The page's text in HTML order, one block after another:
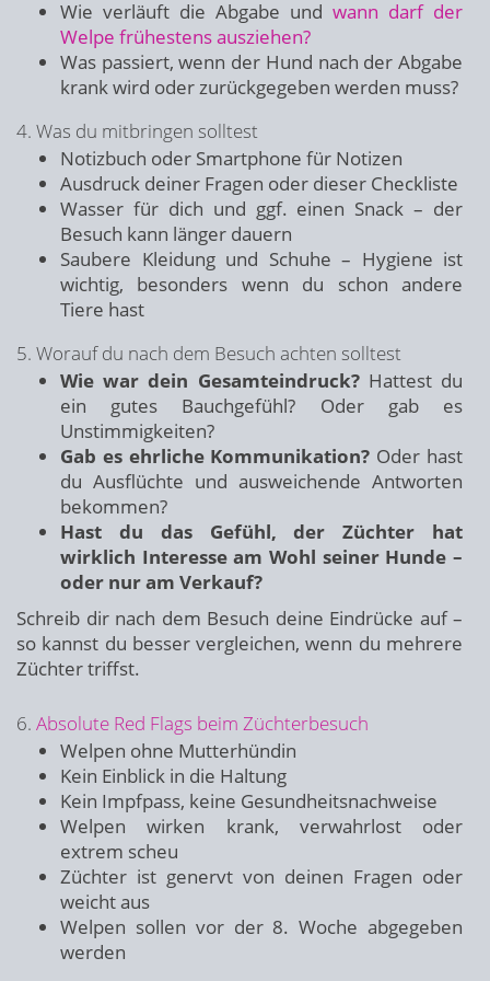
Wie verläuft die Abgabe und wann darf der
Welpe frühestens ausziehen?
Was passiert, wenn der Hund nach der Abgabe
krank wird oder zurückgegeben werden muss?
4. Was du mitbringen solltest
Notizbuch oder Smartphone für Notizen
Ausdruck deiner Fragen oder dieser Checkliste
Wasser für dich und ggf. einen Snack – der
Besuch kann länger dauern
Saubere Kleidung und Schuhe – Hygiene ist
wichtig, besonders wenn du schon andere
Tiere hast
5. Worauf du nach dem Besuch achten solltest
Wie war dein Gesamteindruck?Hattest du
ein gutes Bauchgefühl? Oder gab es
Unstimmigkeiten?
Gab es ehrliche Kommunikation? Oder hast
du Ausflüchte und ausweichende Antworten
bekommen?
Hast du das Gefühl, der Züchter hat
wirklich Interesse am Wohl seiner Hunde –
oder nur am Verkauf?
Schreib dir nach dem Besuch deine Eindrücke auf –
so kannst du besser vergleichen, wenn du mehrere
Züchter triffst.
6. Absolute Red Flags beim Züchterbesuch
Welpen ohne Mutterhündin
Kein Einblick in die Haltung
Kein Impfpass, keine Gesundheitsnachweise
Welpen wirken krank, verwahrlost oder
extrem scheu
Züchter ist genervt von deinen Fragen oder
weicht aus
Welpen sollen vor der 8. Woche abgegeben
werden